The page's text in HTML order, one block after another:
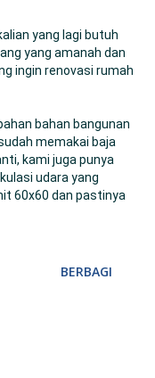
yang lagi butuh
yang amanah dan
ingin renovasi rumah
bahan bangunan
memakai baja
kami juga punya
udara yang
60x60 dan pastinya
BERBAGI